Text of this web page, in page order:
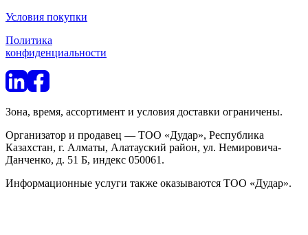
Условия покупки
Политика
конфиденциальности
Зона, время, ассортимент и условия доставки ограничены.
Организатор и продавец — ТОО «Дудар», Республика
Казахстан, г. Алматы, Алатауский район, ул. Немировича-
Данченко, д. 51 Б, индекс 050061.
Информационные услуги также оказываются ТОО «Дудар».